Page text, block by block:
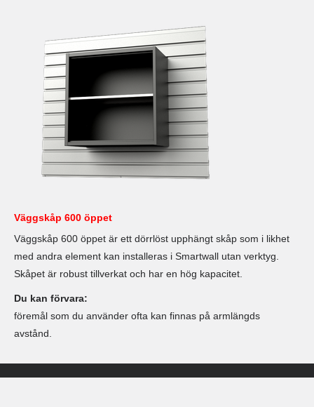
Väggskåp 600 öppet
Väggskåp 600 öppet är ett dörrlöst upphängt skåp som i likhet
med andra element kan installeras i Smartwall utan verktyg.
Skåpet är robust tillverkat och har en hög kapacitet.
Du kan förvara:
föremål som du använder ofta kan finnas på armlängds
avstånd.